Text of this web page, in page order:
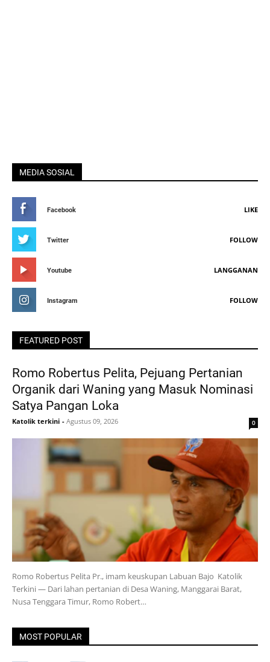
MEDIA SOSIAL
Facebook LIKE
Twitter FOLLOW
Youtube LANGGANAN
Instagram FOLLOW
FEATURED POST
Romo Robertus Pelita, Pejuang Pertanian
Organik dari Waning yang Masuk Nominasi
Satya Pangan Loka
Katolik terkini - Agustus 09, 2026 0
Romo Robertus Pelita Pr., imam keuskupan Labuan Bajo Katolik
Terkini — Dari lahan pertanian di Desa Waning, Manggarai Barat,
Nusa Tenggara Timur, Romo Robert…
MOST POPULAR